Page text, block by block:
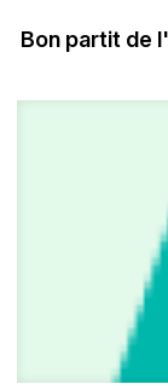
Bon partit de